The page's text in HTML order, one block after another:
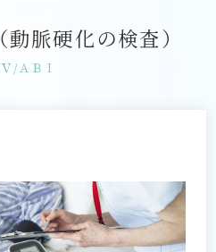
脈硬化の検査）
/ＡＢＩ